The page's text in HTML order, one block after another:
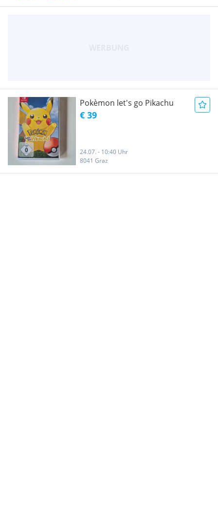
Pokèmon let's go Pikachu
€ 39
24.07. - 10:40 Uhr
8041 Graz